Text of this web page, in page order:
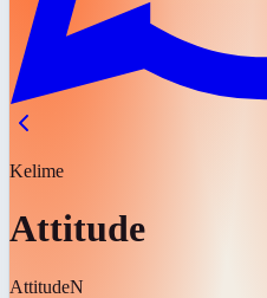
Kelime
Attitude
AttitudeN